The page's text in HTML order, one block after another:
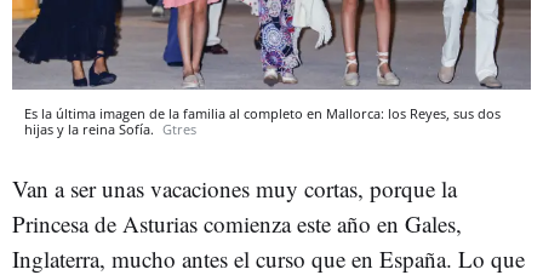
Es la última imagen de la familia al completo en Mallorca: los Reyes, sus dos
hijas y la reina Sofía. Gtres
Van a ser unas vacaciones muy cortas, porque la
Princesa de Asturias comienza este año en Gales,
Inglaterra, mucho antes el curso que en España. Lo que